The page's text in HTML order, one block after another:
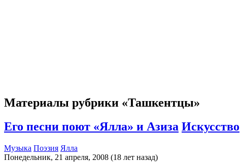
Материалы рубрики «Ташкентцы»
Его песни поют «Ялла» и Азиза Искусство
Музыка Поэзия Ялла
Понедельник, 21 апреля, 2008 (18 лет назад)